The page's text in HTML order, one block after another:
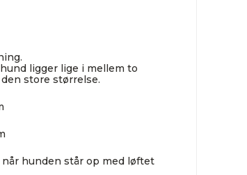
ligger lige i mellem to
store størrelse.
hunden står op med løftet